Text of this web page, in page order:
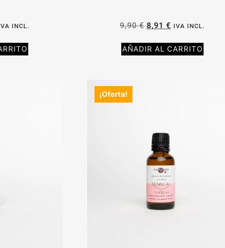
INCL. 9,90€ 8,91 € IVA INCL.
AÑADIR AL CARRITO
¡Oferta!